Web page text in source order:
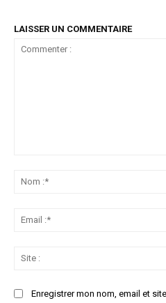
LAISSER UN COMMENTAIRE
Enregistrer mon nom, email et